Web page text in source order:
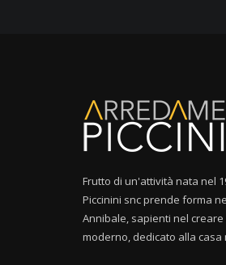
Frutto di un'attività nata nel
Piccinini snc prende forma
Annibale, sapienti nel
moderno, dedicato alla casa